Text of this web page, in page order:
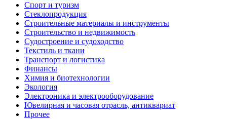
Спорт и туризм
Стеклопродукция
Строительные материалы и инструменты
Строительство и недвижимость
Судостроение и судоходство
Текстиль и ткани
Транспорт и логистика
Финансы
Химия и биотехнологии
Экология
Электроника и электрооборудование
Ювелирная и часовая отрасль, антиквариат
Прочее